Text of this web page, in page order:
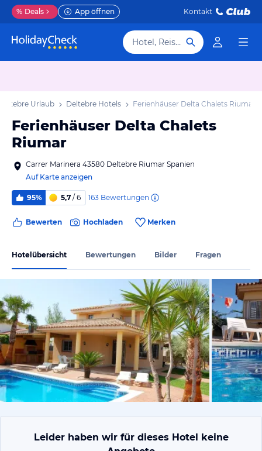
% Deals App öffnen Kontakt
Hotel, Reiseziel
Urlaub Deltebre Hotels Ferienhäuser Delta Chalets Riumar
Ferienhäuser Delta Chalets
Riumar
Carrer Marinera 43580 Deltebre Riumar Spanien
Auf Karte anzeigen
95% 5,7 / 6 163 Bewertungen
Bewerten Hochladen Merken
Hotelübersicht Bewertungen Bilder Fragen
vom
Leider haben wir für dieses Hotel keine